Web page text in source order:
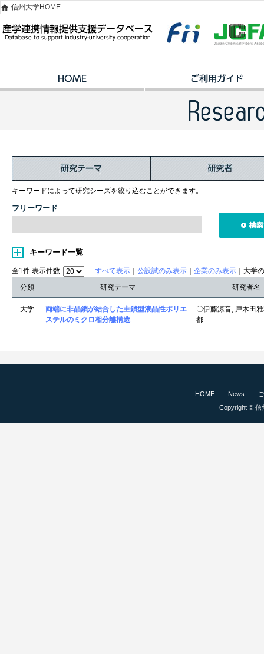
信州大学HOME
キーワードによって研究シーズを絞り込むことができます。
フリーワード
キーワード一覧
全1件 表示件数 すべて表示 公設試のみ表示 企業のみ表示 ｜大学
分類
研究テーマ 研究者名
大学
両端に非晶鎖が結合した主鎖型液晶性ポリエ
ステルのミクロ相分離構造
〇伊藤涼音, 戸木田
都
HOME News
Copyright © 信